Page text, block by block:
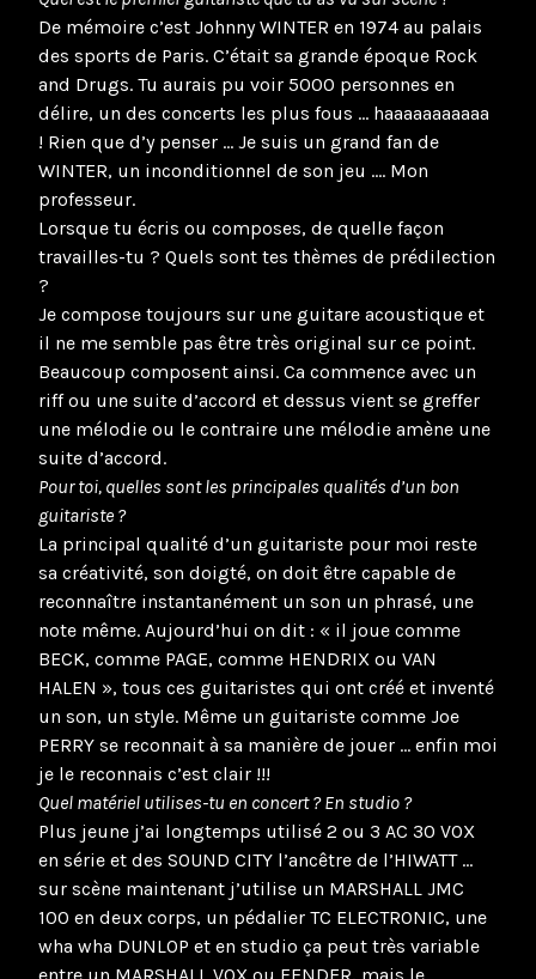
De mémoire c’est Johnny WINTER en 1974 au palais
des sports de Paris. C’était sa grande époque Rock
and Drugs. Tu aurais pu voir 5000 personnes en
délire, un des concerts les plus fous … haaaaaaaaaaa
! Rien que d’y penser … Je suis un grand fan de
WINTER, un inconditionnel de son jeu …. Mon
professeur.
Lorsque tu écris ou composes, de quelle façon
travailles-tu ? Quels sont tes thèmes de prédilection
?
Je compose toujours sur une guitare acoustique et
il ne me semble pas être très original sur ce point.
Beaucoup composent ainsi. Ca commence avec un
riff ou une suite d’accord et dessus vient se greffer
une mélodie ou le contraire une mélodie amène une
suite d’accord.
Pour toi, quelles sont les principales qualités d’un bon
guitariste ?
La principal qualité d’un guitariste pour moi reste
sa créativité, son doigté, on doit être capable de
reconnaître instantanément un son un phrasé, une
note même. Aujourd’hui on dit : « il joue comme
BECK, comme PAGE, comme HENDRIX ou VAN
HALEN », tous ces guitaristes qui ont créé et inventé
un son, un style. Même un guitariste comme Joe
PERRY se reconnait à sa manière de jouer … enfin moi
je le reconnais c’est clair !!!
Quel matériel utilises-tu en concert ? En studio ?
Plus jeune j’ai longtemps utilisé 2 ou 3 AC 30 VOX
en série et des SOUND CITY l’ancêtre de l’HIWATT …
sur scène maintenant j’utilise un MARSHALL JMC
100 en deux corps, un pédalier TC ELECTRONIC, une
wha wha DUNLOP et en studio ça peut très variable
entre un MARSHALL VOX ou FENDER, mais le